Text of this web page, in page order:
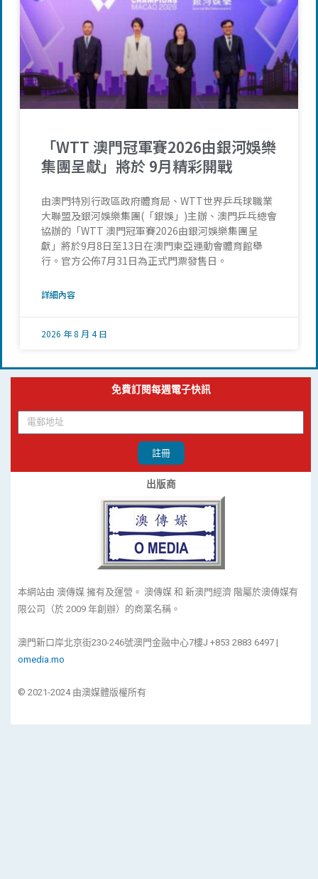
「WTT 澳門冠軍賽2026由銀河娛樂
集團呈獻」將於 9月精彩開戰
由澳門特別行政區政府體育局、WTT世界乒乓球職業
大聯盟及銀河娛樂集團(「銀娛」)主辦、澳門乒乓總會
協辦的「WTT 澳門冠軍賽2026由銀河娛樂集團呈
獻」將於9月8日至13日在澳門東亞運動會體育館舉
行。官方公佈7月31日為正式門票發售日。
詳細內容
2026 年 8 月 4 日
免費訂閱每週電子快訊
註冊
出版商
本網站由 澳傳媒 擁有及運營。 澳傳媒 和 新澳門經濟 階屬於澳傳媒有
限公司（於 2009 年創辦）的商業名稱。
澳門新口岸北京街230-246號澳門金融中心7樓J +853 2883 6497 |
omedia.mo
© 2021-2024 由澳媒體版權所有